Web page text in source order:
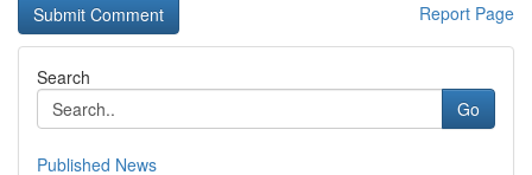
Report Page
Search
Go
Published News